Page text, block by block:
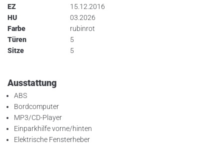
EZ
15.12.2016
HU
03.2026
Farbe
rubinrot
Türen
5
Sitze
5
Ausstattung
ABS
Bordcomputer
MP3/CD-Player
Einparkhilfe vorne/hinten
Elektrische Fensterheber